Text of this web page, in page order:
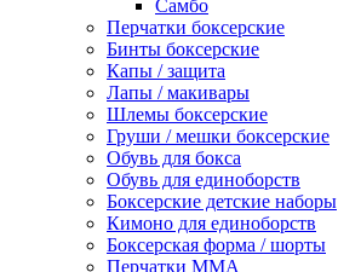
Самбо
Перчатки боксерские
Бинты боксерские
Капы / защита
Лапы / макивары
Шлемы боксерские
Груши / мешки боксерские
Обувь для бокса
Обувь для единоборств
Боксерские детские наборы
Кимоно для единоборств
Боксерская форма / шорты
Перчатки ММА